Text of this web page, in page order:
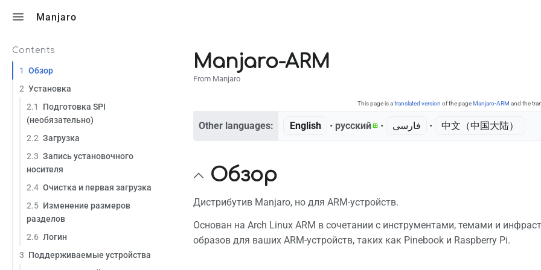
Manjaro
Manjaro-ARM
From Manjaro
This page is atranslated version of the pageManjaro-ARM and the
Other languages: English • ‎ русский • ‎ فارسی • ‎ 中文（中国大陆）‎
Contents
1
Обзор
2 Установка
2.1
Подготовка SPI
(необязательно)
2.2 Загрузка
2.3 Запись установочного
носителя
2.4 Очистка и первая загрузка
2.5 Изменение размеров
разделов
2.6 Логин
3 Поддерживаемые устройства
Обзор
Дистрибутив Manjaro, но для ARM-устройств.
Основан на Arch Linux ARM в сочетании с инструментами, темами и
образов для ваших ARM-устройств, таких как Pinebook и Raspberry Pi.